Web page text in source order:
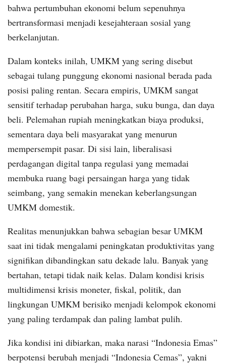
bahwa pertumbuhan ekonomi belum sepenuhnya
bertransformasi menjadi kesejahteraan sosial yang
berkelanjutan.
Dalam konteks inilah, UMKM yang sering disebut
sebagai tulang punggung ekonomi nasional berada pada
posisi paling rentan. Secara empiris, UMKM sangat
sensitif terhadap perubahan harga, suku bunga, dan daya
beli. Pelemahan rupiah meningkatkan biaya produksi,
sementara daya beli masyarakat yang menurun
mempersempit pasar. Di sisi lain, liberalisasi
perdagangan digital tanpa regulasi yang memadai
membuka ruang bagi persaingan harga yang tidak
seimbang, yang semakin menekan keberlangsungan
UMKM domestik.
Realitas menunjukkan bahwa sebagian besar UMKM
saat ini tidak mengalami peningkatan produktivitas yang
signifikan dibandingkan satu dekade lalu. Banyak yang
bertahan, tetapi tidak naik kelas. Dalam kondisi krisis
multidimensi krisis moneter, fiskal, politik, dan
lingkungan UMKM berisiko menjadi kelompok ekonomi
yang paling terdampak dan paling lambat pulih.
Jika kondisi ini dibiarkan, maka narasi “Indonesia Emas”
berpotensi berubah menjadi “Indonesia Cemas”, yakni